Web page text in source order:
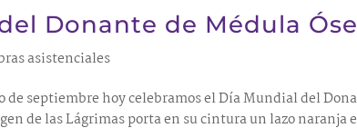
Donante de Médula
asistenciales
de septiembre hoy celebramos el Día Mundial del
de las Lágrimas porta en su cintura un lazo naranja